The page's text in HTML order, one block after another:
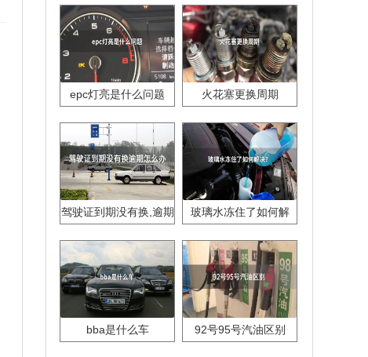
epc灯亮是什么问题 火花塞更换周期
驾驶证到期没有换,逾期
玻璃水冻住了如何解
bba是什么车 92号95号汽油区别